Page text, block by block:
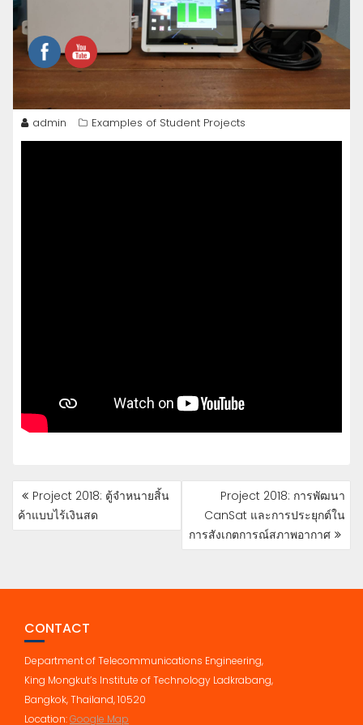
admin Examples of Student Projects
POST
NAVIGATION
Project 2018: ตู้จำหนายสิ้น
ค้าแบบไร้เงินสด
Project 2018: การพัฒนา
CanSat และการประยุกต์ใน
การสังเกตการณ์สภาพอากาศ
CONTACT
Department of Telecommunications Engineering,
King Mongkut’s Institute of Technology Ladkrabang,
Bangkok, Thailand, 10520
Location:Google Map